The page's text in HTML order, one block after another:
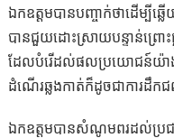
ឯកឧត្តមបានបញ្ចាក់ថាដើម្បីឆ្
បានជួយដោះស្រាយបន្ទាន់ព្រោះផ្
ដែលបំរើដល់ផលប្រយោជន៍យ៉ាងធំ
ដំណើរឆ្លងកាត់ក៏ដូចជាការដឹក
ឯកឧត្តមបានសំណូមពរដល់ប្រជា